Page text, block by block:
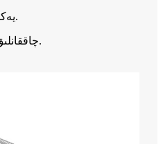
• يەككە تىپ ۋە ئۇدا قۇر تاللاش.
• چاققانلىق ، كۆرۈش راھەتلىكى يوق.